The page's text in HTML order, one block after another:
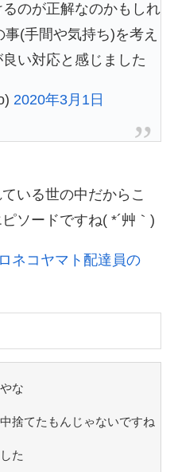
のが正解なのかもしれ
(手間や気持ち)を考え
い対応と感じました
2020年3月1日
いる世の中だからこ
ソードですね( *´艸｀)
ネコヤマト配達員の
な
捨てたもんじゃないですね
た